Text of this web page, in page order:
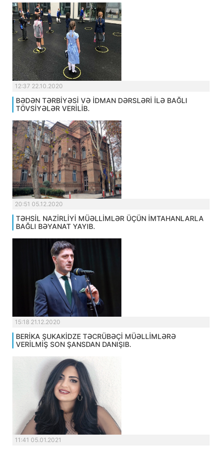
12:37 22.10.2020
BƏDƏN TƏRBİYƏSİ VƏ İDMAN DƏRSLƏRİ İLƏ BAĞLI
TÖVSİYƏLƏR VERİLİB.
20:51 05.12.2020
TƏHSİL NAZİRLİYİ MÜƏLLİMLƏR ÜÇÜN İMTAHANLARLA
BAĞLI BƏYANAT YAYIB.
15:18 21.12.2020
BERİKA ŞUKAKİDZE TƏCRÜBƏÇİ MÜƏLLİMLƏRƏ
VERİLMİŞ SON ŞANSDAN DANIŞIB.
11:41 05.01.2021